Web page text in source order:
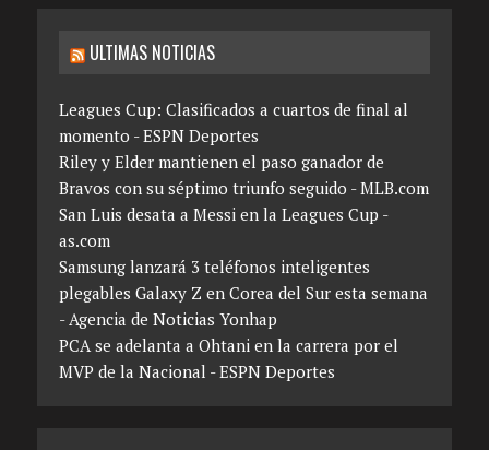
ULTIMAS NOTICIAS
Leagues Cup: Clasificados a cuartos de final al
momento - ESPN Deportes
Riley y Elder mantienen el paso ganador de
Bravos con su séptimo triunfo seguido - MLB.com
San Luis desata a Messi en la Leagues Cup -
as.com
Samsung lanzará 3 teléfonos inteligentes
plegables Galaxy Z en Corea del Sur esta semana
- Agencia de Noticias Yonhap
PCA se adelanta a Ohtani en la carrera por el
MVP de la Nacional - ESPN Deportes